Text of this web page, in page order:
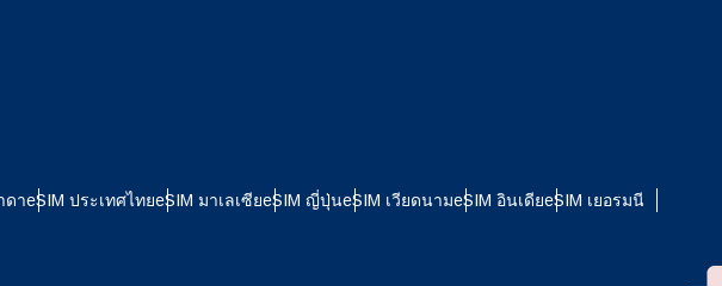
ดาeSIM ประเทศไทยeSIM มาเลเซียeSIM ญี่ปุ่นeSIM เวียดนามeSIM อินเดียeSIM เยอรมนี